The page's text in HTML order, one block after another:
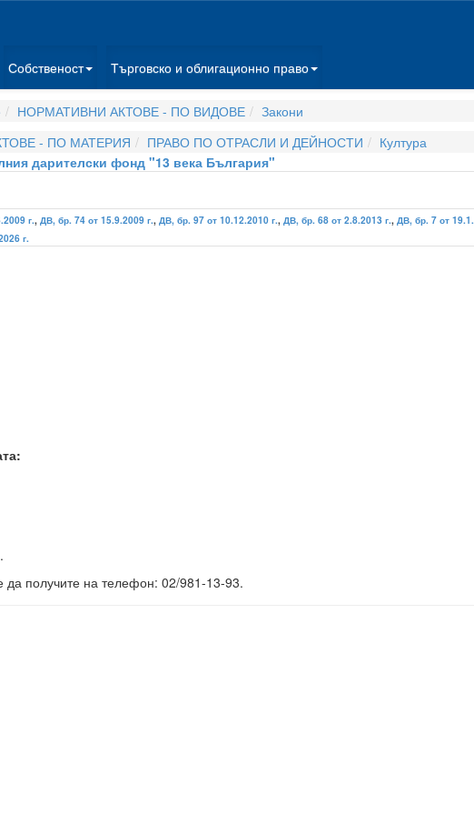
Собственост Търговско и облигационно право
НОРМАТИВНИ АКТОВЕ - ПО ВИДОВЕ
Закони
- ПО МАТЕРИЯ ПРАВО ПО ОТРАСЛИ И ДЕЙНОСТИ
Култура
дарителски фонд "13 века България"
г., ДВ, бр. 74 от 15.9.2009 г., ДВ, бр. 97 от 10.12.2010 г., ДВ, бр. 68 от 2.8.2013 г., ДВ, бр. 7 от
г.
да получите на телефон: 02/981-13-93.